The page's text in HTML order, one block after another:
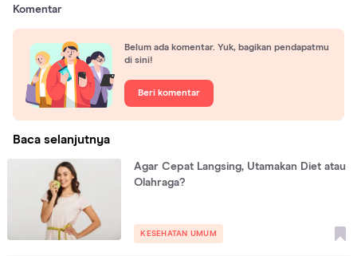
Komentar
Belum ada komentar. Yuk, bagikan pendapatmu
di sini!
Beri komentar
Baca selanjutnya
Agar Cepat Langsing, Utamakan Diet atau
Olahraga?
KESEHATAN UMUM